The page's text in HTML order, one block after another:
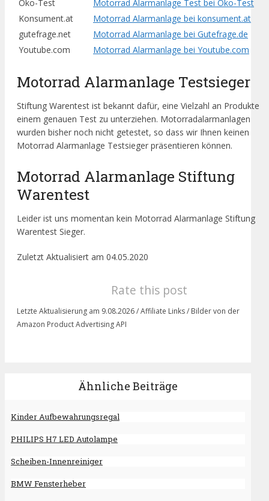
Öko-Test
Motorrad Alarmanlage Test bei Öko-Test
Konsument.at
Motorrad Alarmanlage bei konsument.at
gutefrage.net
Motorrad Alarmanlage bei Gutefrage.de
Youtube.com
Motorrad Alarmanlage bei Youtube.com
Motorrad Alarmanlage Testsieger
Stiftung Warentest ist bekannt dafür, eine Vielzahl an Produkte
einem genauen Test zu unterziehen. Motorradalarmanlagen
wurden bisher noch nicht getestet, so dass wir Ihnen keinen
Motorrad Alarmanlage Testsieger präsentieren können.
Motorrad Alarmanlage Stiftung
Warentest
Leider ist uns momentan kein Motorrad Alarmanlage Stiftung
Warentest Sieger.
Zuletzt Aktualisiert am 04.05.2020
Rate this post
Letzte Aktualisierung am 9.08.2026 / Affiliate Links / Bilder von der
Amazon Product Advertising API
Ähnliche Beiträge
Kinder Aufbewahrungsregal
PHILIPS H7 LED Autolampe
Scheiben-Innenreiniger
BMW Fensterheber